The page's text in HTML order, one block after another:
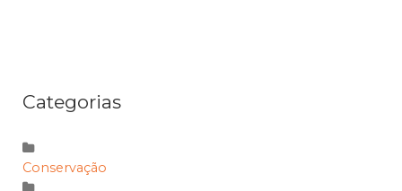
Categorias
Conservação